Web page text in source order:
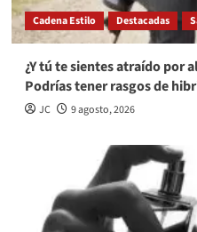
Cadena Estilo Destacadas
¿Y tú te sientes atraído por
Podrías tener rasgos de
JC 9 agosto, 2026